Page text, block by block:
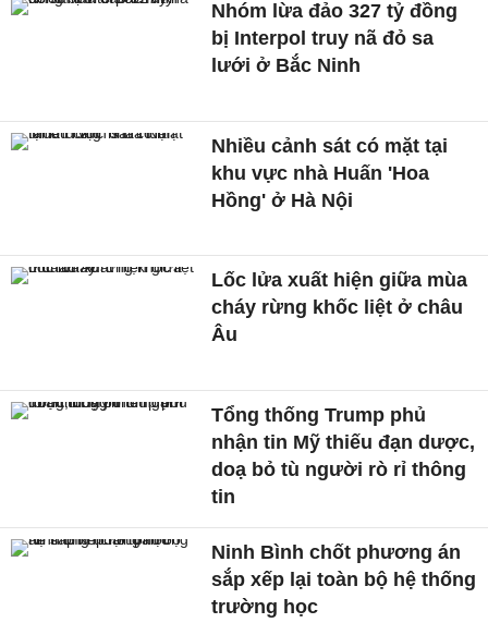
Nhóm lừa đảo 327 tỷ đồng
bị Interpol truy nã đỏ sa
lưới ở Bắc Ninh
Nhiều cảnh sát có mặt tại
khu vực nhà Huấn 'Hoa
Hồng' ở Hà Nội
Lốc lửa xuất hiện giữa mùa
cháy rừng khốc liệt ở châu
Âu
Tổng thống Trump phủ
nhận tin Mỹ thiếu đạn dược,
doạ bỏ tù người rò rỉ thông
tin
Ninh Bình chốt phương án
sắp xếp lại toàn bộ hệ thống
trường học